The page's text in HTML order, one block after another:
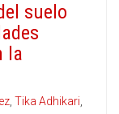
suelo
la
, Tika Adhikari,